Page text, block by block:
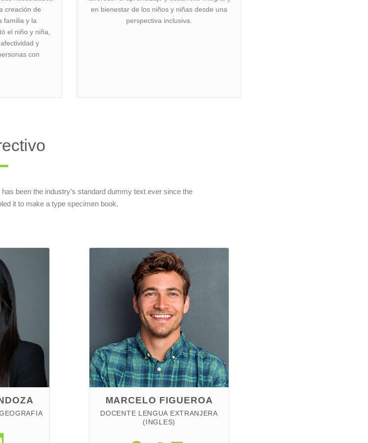
creación de
familia y la
el niño y niña,
y
con
en bienestar de los niños y niñas desde una
perspectiva inclusiva.
been the industry’s standard dummy text ever since the
it to make a type specimen book.
MARCELO FIGUEROA
DOCENTE LENGUA EXTRANJERA
(INGLES)